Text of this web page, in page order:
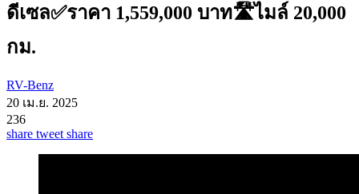
ดีเซล✅ราคา 1,559,000 บาท🛣️ไมล์ 20,000
กม.
RV-Benz
20 เม.ย. 2025
236
share tweet share